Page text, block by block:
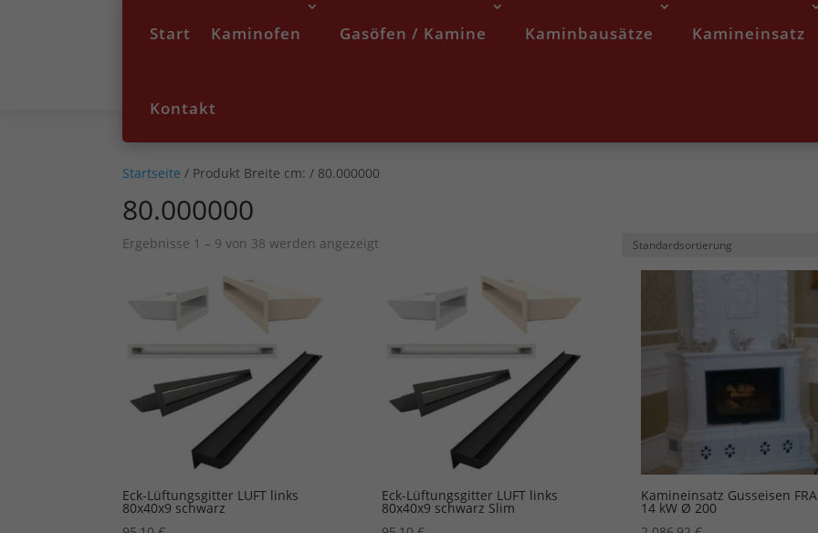
Start Kaminofen Gasöfen / Kamine Kaminbausätze Kamineinsatz
Kontakt
Startseite / Produkt Breite cm: / 80.000000
80.000000
Ergebnisse 1 – 9 von 38 werden angezeigt
Eck-Lüftungsgitter LUFT links
80x40x9 schwarz
Eck-Lüftungsgitter LUFT links
80x40x9 schwarz Slim
Kamineinsatz Gusseisen
14 kW Ø 200